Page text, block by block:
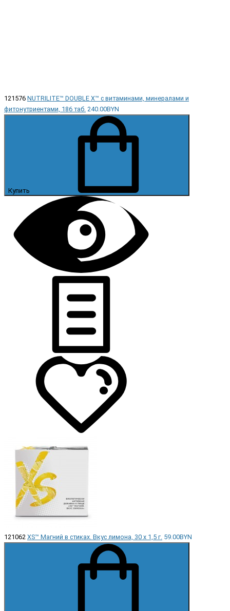
121576 NUTRILITE™ DOUBLE X™ с витаминами, минералами и
фитонутриентами, 186 таб. 240.00BYN
Купить
121062 XS™ Магний в стиках. Вкус лимона, 30 х 1,5 г. 59.00BYN